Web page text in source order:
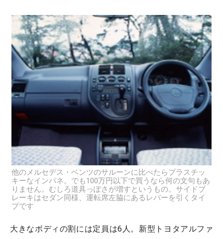
他のメルセデス・ベンツのサルーンに比べたらプラスチッ
キーなインパネ。でも100万円以下で買うなら何の文句もあ
りません。むしろ道具っぽさが増すというもの。サイドブ
レーキはセダン同様、運転席左脇にあるレバーを引くタイ
プです
大きなボディの割には定員は6人。新型トヨタアルファ